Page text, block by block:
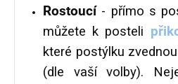
Rostoucí- přímo s
můžete k posteli
které postýlku
(dle vaší volby).